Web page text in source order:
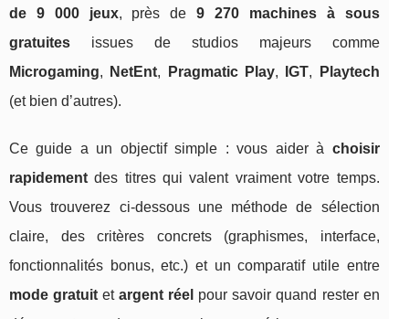
de 9 000 jeux, près de9 270 machines à sous
gratuites issues de studios majeurs comme
Microgaming, NetEnt, Pragmatic Play, IGT,
Playtech
(et bien d’autres).
Ce guide a un objectif simple : vous aider à choisir
rapidement des titres qui valent vraiment votre temps.
Vous trouverez ci-dessous une méthode de sélection
claire, des critères concrets (graphismes, interface,
fonctionnalités bonus, etc.) et un comparatif utile entre
mode gratuit etargent réel pour savoir quand rester en